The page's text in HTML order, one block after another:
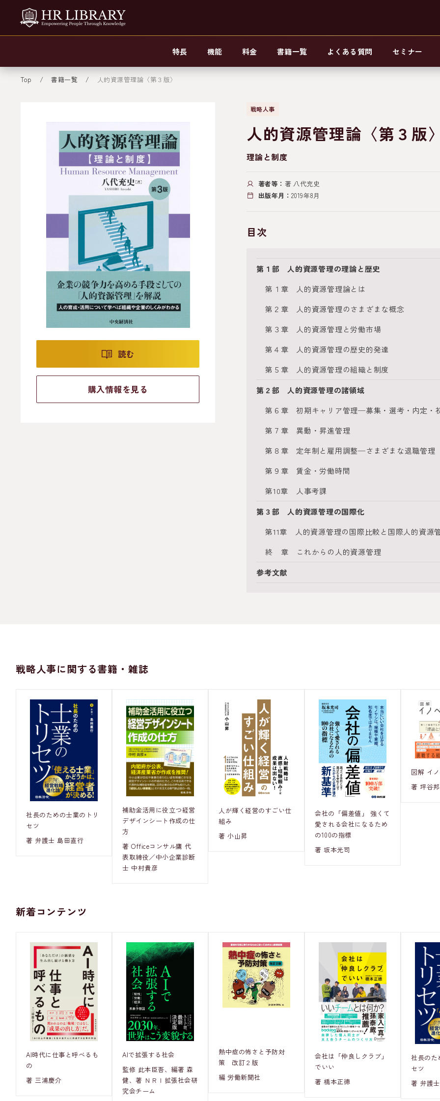
特長 機能 料金 書籍一覧 よくある質問 セミナー
Top 書籍一覧 人的資源管理論〈第３版〉
読む
購入情報を見る
戦略人事
人的資源管理論〈第３版
理論と制度
著者等： 著 八代充史
出版年月： 2019年8月
目次
第１部 人的資源管理の理論と歴史
第１章 人的資源管理論とは
第２章 人的資源管理のさまざまな概念
第３章 人的資源管理と労働市場
第４章 人的資源管理の歴史的発達
第５章 人的資源管理の組織と制度
第２部 人的資源管理の諸領域
第６章 初期キャリア管理─募集・選考・内定・
第７章 異動・昇進管理
第８章 定年制と雇用調整─さまざまな退職管理
第９章 賃金・労働時間
第10章 人事考課
第３部 人的資源管理の国際化
第11章 人的資源管理の国際比較と国際人的資源
終 章 これからの人的資源管理
参考文献
戦略人事に関する書籍・雑誌
社長のための士業のトリ
セツ
著 弁護士 島田直行
補助金活用に役立つ経営
デザインシート作成の仕
方
著 Officeコンサル鷹 代
表取締役／中小企業診断
士 中村貴彦
人が輝く経営のすごい仕
組み
著 小山昇
会社の「偏差値」 強くて
愛される会社になるため
の100の指標
著 坂本光司
図解 イ
著 坪谷
新着コンテンツ
AI時代に仕事と呼べるも
の
著 三浦慶介
AIで拡張する社会
監修 此本臣吾、編著 森
健、著 ＮＲＩ拡張社会研
究会チーム
熱中症の怖さと予防対
策 改訂２版
編 労働新聞社
会社は「仲良しクラブ」
でいい
著 橋本正徳
社長のた
セツ
著 弁護